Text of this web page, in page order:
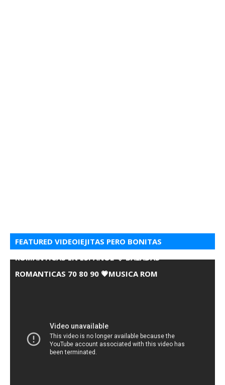
FEATURED VIDEOIEJITAS PERO BONITAS
ROMANTICAS EN ESPANOL 💘 BALADAS
ROMANTICAS 70 80 90 💗MUSICA ROM